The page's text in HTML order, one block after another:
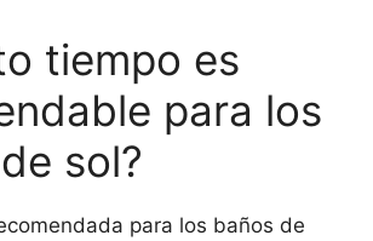
tiempo es
para los
sol?
para los baños de